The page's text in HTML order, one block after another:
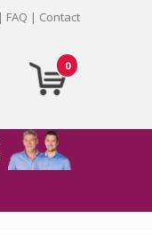
FAQ Contact
0